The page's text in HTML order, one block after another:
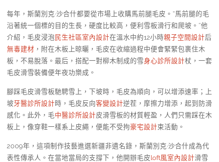
每年，斯蘭別克·沙合什都要從市場上收購馬前腿毛皮。“馬前腿的毛
沿著統一個標的目的生長，硬度比較高，便利雪板滑行和爬坡。”他
介紹，毛皮浸泡民生社區室內設計在溫水中約12小時親子空間設計后
無毒建材 ，附在木板上晾曬，毛皮在收縮過程中便會緊緊包裹住木
板，不易脫落。最后，搭配一對柳木制成的雪身心診所設計杖，一套
毛皮滑雪裝備便年夜功樂成。
腳踩毛皮滑雪板馳騁雪上，下坡時，毛皮為順向，可以增添速率；上
坡牙醫診所設計時，毛皮反向客變設計逆茬，摩擦力增添，起到防滑
感化。此外，毛中醫診所設計皮滑雪板的材質輕盈，人們只需踩在木
板上，像穿鞋一樣系上皮繩，便能不受拘豪宅設計束活動。
2009年，這項制作技藝進選新疆非遺名錄，斯蘭別克·沙合什成為代
表性傳承人。在當地當局的支撐下，他開辦毛皮loft風室內設計滑雪